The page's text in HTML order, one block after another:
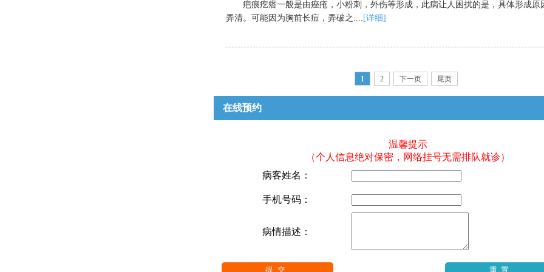
疤痕疙瘩一般是由痤疮，小粉刺，外伤等形成，此病让人困扰的是，具体形成原
弄清。可能因为胸前长痘，弄破之....
[详细]
1 2 下一页 尾页
在线预约
温馨提示
（个人信息绝对保密，网络挂号无需排队就诊）
病客姓名：
手机号码：
病情描述：